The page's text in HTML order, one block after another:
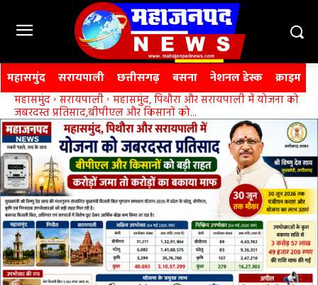
महासमुंद सरायपाली छत्तीसगढ़ बसना नेशनल डेस्क क्राइम
महासमुंद सरायपाली महासमुंद, पिथौरा और सरायपाली में योजना को
जबरदस्त प्रतिसाद,बीपीएल और किसानों को...